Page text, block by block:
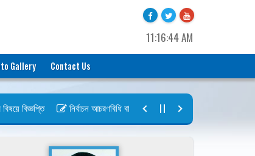
11:16:44 AM
Gallery Contact Us
বিজ্ঞপ্তি নির্বাচন আচরণবিধি বায়রা ২০২৬-২০২৮